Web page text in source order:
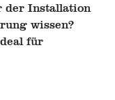
der Installation
wissen?
für